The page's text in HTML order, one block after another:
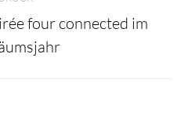
Vorheriger
Beitrag:
four connected im